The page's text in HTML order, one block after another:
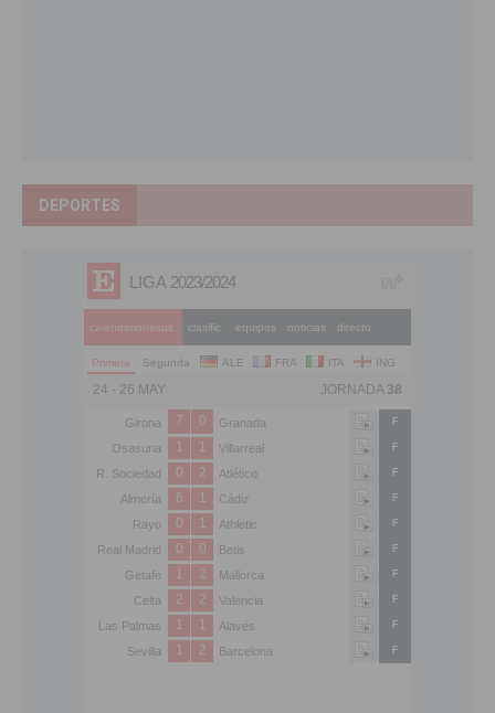
DEPORTES